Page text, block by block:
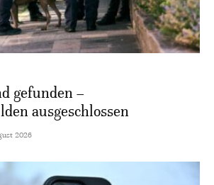
gefunden –
ausgeschlossen
2026